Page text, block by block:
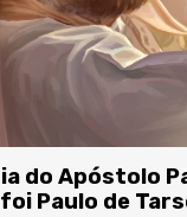
do Apóstolo
foi Paulo de